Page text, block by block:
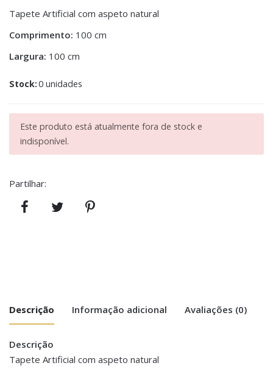
Tapete Artificial com aspeto natural
Comprimento: 100 cm
Largura: 100 cm
Stock:0 unidades
Este produto está atualmente fora de stock e
indisponível.
Partilhar:
Descrição Informação adicional Avaliações (0)
Descrição
Tapete Artificial com aspeto natural
Peso 0.500 kg
There are no reviews yet.